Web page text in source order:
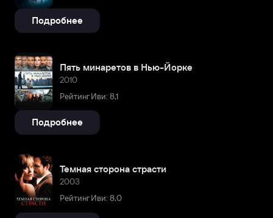
Подробнее
Пять минаретов в Нью-Йорке
2010
Рейтинг Иви: 8,1
Подробнее
Темная сторона страсти
2003
Рейтинг Иви: 8,0